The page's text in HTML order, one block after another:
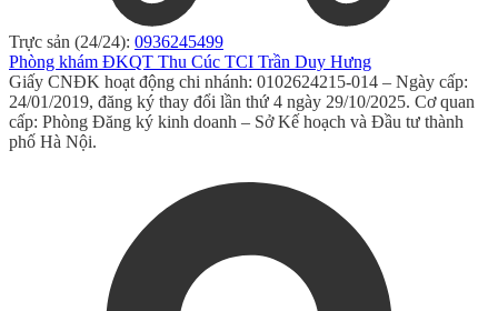
Trực sản (24/24): 0936245499
Phòng khám ĐKQT Thu Cúc TCI Trần Duy Hưng
Giấy CNĐK hoạt động chi nhánh: 0102624215-014 – Ngày cấp:
24/01/2019, đăng ký thay đổi lần thứ 4 ngày 29/10/2025. Cơ quan
cấp: Phòng Đăng ký kinh doanh – Sở Kế hoạch và Đầu tư thành
phố Hà Nội.